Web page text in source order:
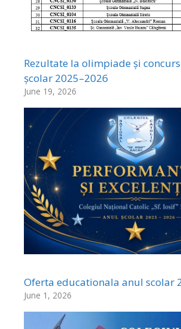
Rezultate la olimpiade și
școlar 2025–2026
June 19, 2026
Oferta educationala anul scolar
June 1, 2026